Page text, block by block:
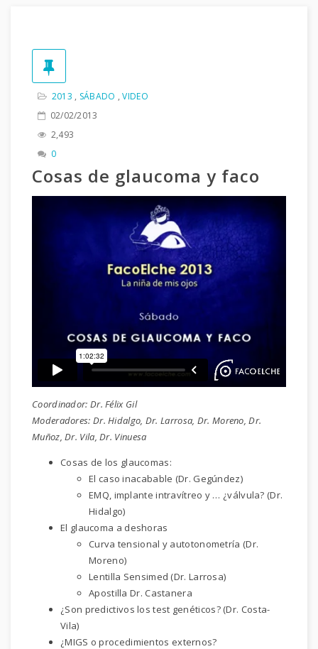
2013 , SÁBADO ,VIDEO
02/02/2013
2,493
0
Cosas de glaucoma y faco
Coordinador: Dr. Félix Gil
Moderadores: Dr. Hidalgo, Dr. Larrosa, Dr. Moreno, Dr.
Muñoz, Dr. Vila, Dr. Vinuesa
Cosas de los glaucomas:
El caso inacabable (Dr. Gegúndez)
EMQ, implante intravítreo y … ¿válvula? (Dr.
Hidalgo)
El glaucoma a deshoras
Curva tensional y autotonometría (Dr.
Moreno)
Lentilla Sensimed (Dr. Larrosa)
Apostilla Dr. Castanera
¿Son predictivos los test genéticos? (Dr. Costa-
Vila)
¿MIGS o procedimientos externos?